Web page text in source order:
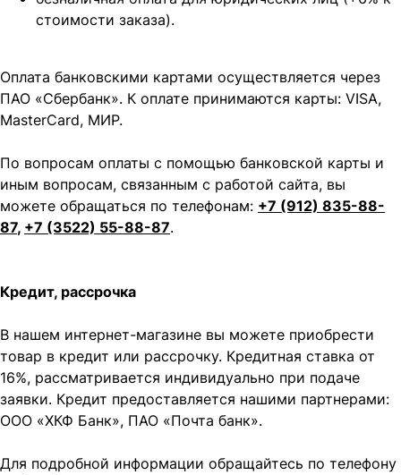
стоимости заказа).
Оплата банковскими картами осуществляется через
ПАО «Сбербанк». К оплате принимаются карты: VISA,
MasterCard, МИР.
По вопросам оплаты с помощью банковской карты и
иным вопросам, связанным с работой сайта, вы
можете обращаться по телефонам: +7 (912) 835-88-
87, +7 (3522) 55-88-87.
Кредит, рассрочка
В нашем интернет-магазине вы можете приобрести
товар в кредит или рассрочку. Кредитная ставка от
16%, рассматривается индивидуально при подаче
заявки. Кредит предоставляется нашими партнерами:
ООО «ХКФ Банк», ПАО «Почта банк».
Для подробной информации обращайтесь по телефону